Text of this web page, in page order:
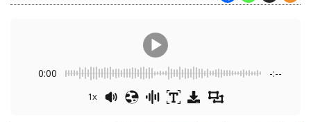
0:00 -:--
1x